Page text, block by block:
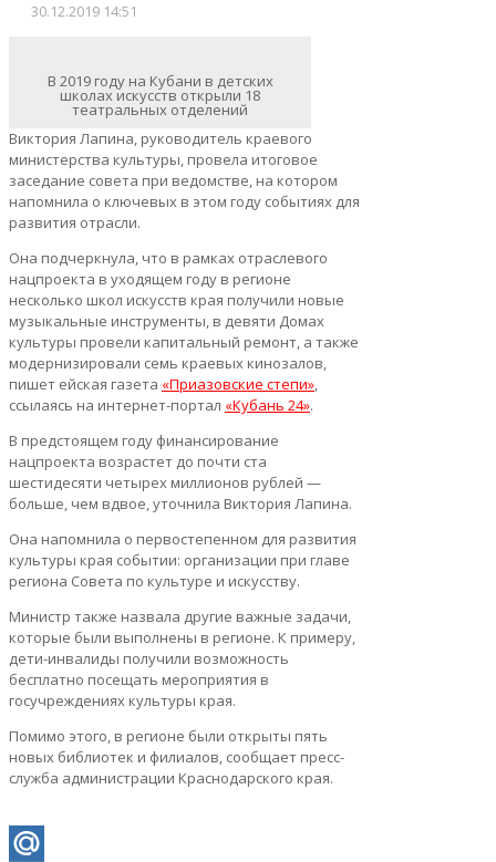
30.12.2019 14:51
В 2019 году на Кубани в детских
школах искусств открыли 18
театральных отделений
Виктория Лапина, руководитель краевого
министерства культуры, провела итоговое
заседание совета при ведомстве, на котором
напомнила о ключевых в этом году событиях для
развития отрасли.
Она подчеркнула, что в рамках отраслевого
нацпроекта в уходящем году в регионе
несколько школ искусств края получили новые
музыкальные инструменты, в девяти Домах
культуры провели капитальный ремонт, а также
модернизировали семь краевых кинозалов,
пишет ейская газета «Приазовские степи»,
ссылаясь на интернет-портал «Кубань 24».
В предстоящем году финансирование
нацпроекта возрастет до почти ста
шестидесяти четырех миллионов рублей —
больше, чем вдвое, уточнила Виктория Лапина.
Она напомнила о первостепенном для развития
культуры края событии: организации при главе
региона Совета по культуре и искусству.
Министр также назвала другие важные задачи,
которые были выполнены в регионе. К примеру,
дети-инвалиды получили возможность
бесплатно посещать мероприятия в
госучреждениях культуры края.
Помимо этого, в регионе были открыты пять
новых библиотек и филиалов, сообщает пресс-
служба администрации Краснодарского края.